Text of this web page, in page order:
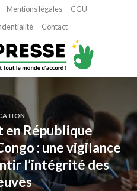
Mentions légales
CGU
Contact
en République
: une vigilance
l’intégrité des